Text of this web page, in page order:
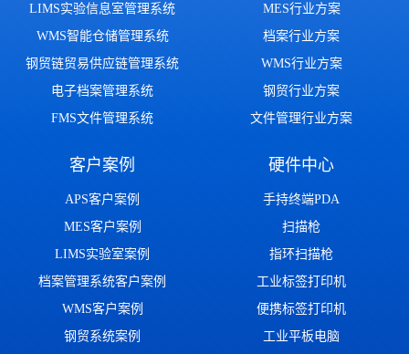
LIMS实验信息室管理系统
WMS智能仓储管理系统
钢贸链贸易供应链管理系统
电子档案管理系统
FMS文件管理系统
MES行业方案
档案行业方案
WMS行业方案
钢贸行业方案
文件管理行业方案
客户案例
APS客户案例
MES客户案例
LIMS实验室案例
档案管理系统客户案例
WMS客户案例
钢贸系统案例
硬件中心
手持终端PDA
扫描枪
指环扫描枪
工业标签打印机
便携标签打印机
工业平板电脑